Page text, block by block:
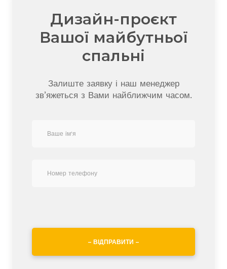
Дизайн-проєкт
Вашої майбутньої
спальні
Залиште заявку і наш менеджер
зв’яжеться з Вами найближчим часом.
– ВІДПРАВИТИ –